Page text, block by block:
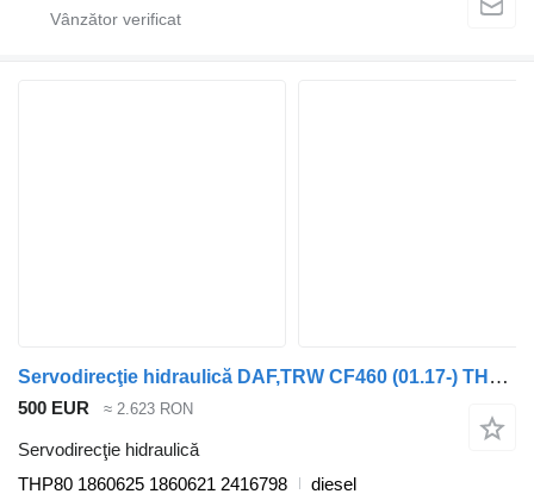
Servodirecţie hidraulică DAF,TRW CF460 (01.17-) THP80 pentru cap tractor DAF CF450, CF460 (2017-)
500 EUR ≈ 2.623 RON
Servodirecţie hidraulică
THP80 1860625 1860621 2416798
diesel